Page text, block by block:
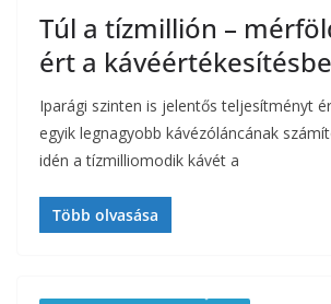
Túl a tízmillión –
ért a
Iparági szinten is jelentős teljesítményt
egyik legnagyobb kávézóláncának
idén a tízmilliomodik kávét a
Több olvasása